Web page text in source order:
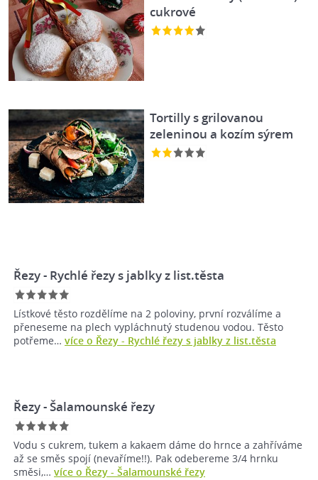
cukrové
Tortilly s grilovanou
zeleninou a kozím sýrem
Řezy - Rychlé řezy s jablky z list.těsta
Lístkové těsto rozdělíme na 2 poloviny, první rozválíme a
přeneseme na plech vypláchnutý studenou vodou. Těsto
potřeme… více o Řezy - Rychlé řezy s jablky z list.těsta
Řezy - Šalamounské řezy
Vodu s cukrem, tukem a kakaem dáme do hrnce a zahříváme
až se směs spojí (nevaříme!!). Pak odebereme 3/4 hrnku
směsi,… více o Řezy - Šalamounské řezy